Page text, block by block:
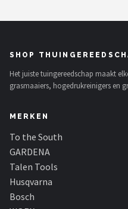
SHOP
Het juiste tuingereedschap maakt
grasmaaiers, hogedrukreinigers en
MERKEN
To the South
GARDENA
Talen Tools
Husqvarna
Bosch